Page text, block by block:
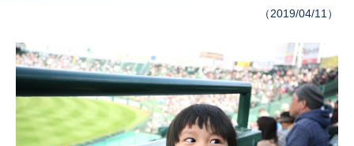
（2019/04/11）